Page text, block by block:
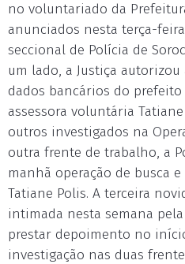
no voluntariado da
anunciados nesta terça-
seccional de Polícia de
um lado, a Justiça
dados bancários do prefeito
assessora voluntária
outros investigados na
outra frente de trabalho, a
manhã operação de busca
Tatiane Polis. A terceira
intimada nesta semana
prestar depoimento no
investigação nas duas